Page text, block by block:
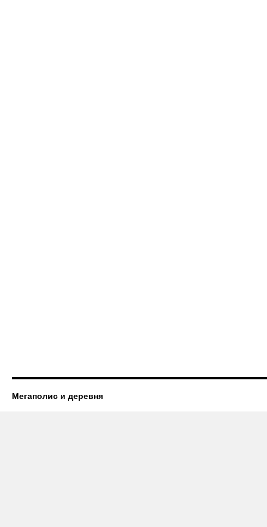
Мегаполис и деревня